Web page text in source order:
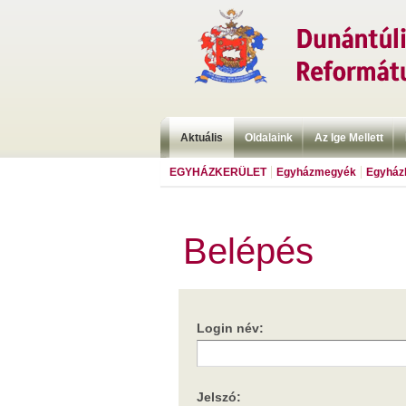
Aktuális Oldalaink Az Ige Mellett
EGYHÁZKERÜLET Egyházmegyék
Belépés
Login név:
Jelszó: